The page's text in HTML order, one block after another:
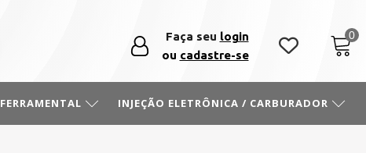
Faça seu login
ou cadastre-se
FERRAMENTAL INJEÇÃO ELETRÔNICA / CARBURADOR